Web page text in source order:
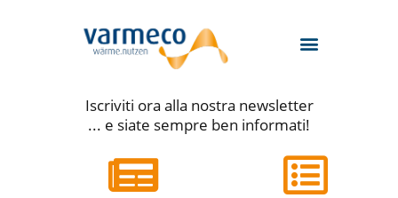
Iscriviti ora alla nostra newsletter
... e siate sempre ben informati!